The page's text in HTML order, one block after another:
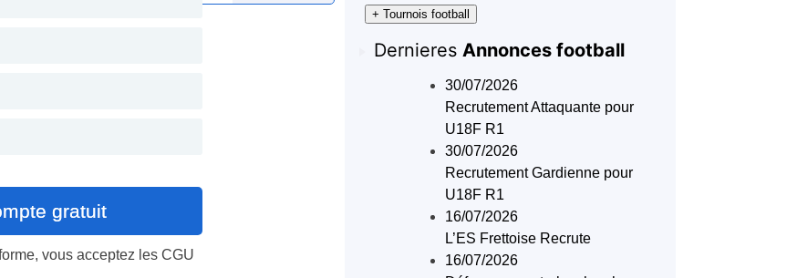
vous acceptez lesCGU
+ Tournois football
Dernieres Annonces football
30/07/2026
Recrutement Attaquante pour
U18F R1
30/07/2026
Recrutement Gardienne pour
U18F R1
16/07/2026
L’ES Frettoise Recrute
16/07/2026